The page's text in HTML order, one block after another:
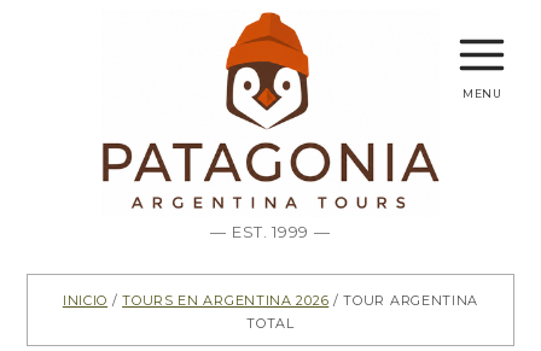
— EST. 1999 —
menu
Inicio /Tours en Argentina 2026 / Tour Argentina
Total